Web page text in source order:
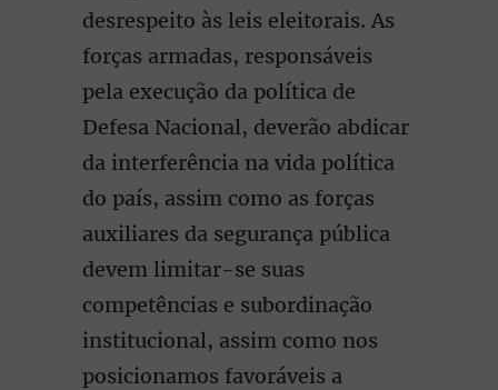
desrespeito às leis eleitorais. As
forças armadas, responsáveis
pela execução da política de
Defesa Nacional, deverão abdicar
da interferência na vida política
do país, assim como as forças
auxiliares da segurança pública
devem limitar-se suas
competências e subordinação
institucional, assim como nos
posicionamos favoráveis a